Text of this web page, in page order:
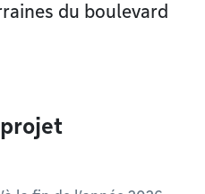
du boulevard